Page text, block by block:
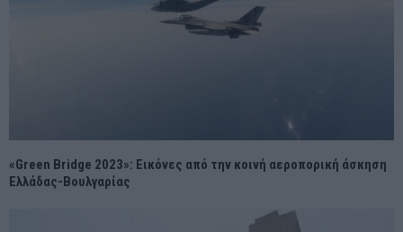
«Green Bridge 2023»: Εικόνες από την κοινή αεροπορική άσκηση
Ελλάδας-Βουλγαρίας